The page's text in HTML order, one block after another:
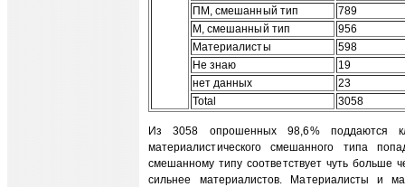
ПМ, смешанный тип
789
М, смешанный тип
956
Материалисты
598
Не знаю
19
нет данных
23
Total
3058
Из 3058 опрошенных 98,6% поддаются
материалистического смешанного типа
смешанному типу соответствует чуть больше
сильнее материалистов. Материалисты и